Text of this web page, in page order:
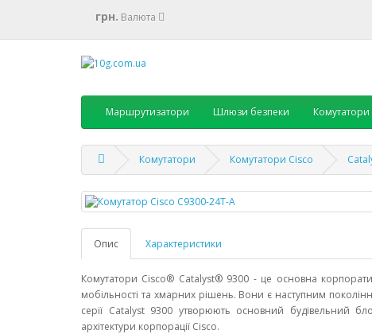
грн. Валюта
Маршрутизатори Шлюзи безпеки Комутатори
Комутатори Комутатори Cisco
Опис Характеристики
Комутатори Cisco® Catalyst® 9300 - це основна
мобільності та хмарних рішень. Вони є наступним
серії Catalyst 9300 утворюють основний будівельний
архітектури корпорації Cisco.